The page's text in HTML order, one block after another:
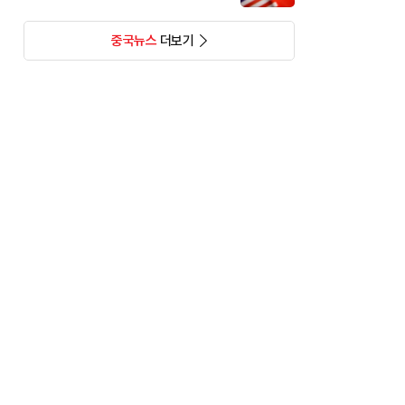
중국뉴스더보기